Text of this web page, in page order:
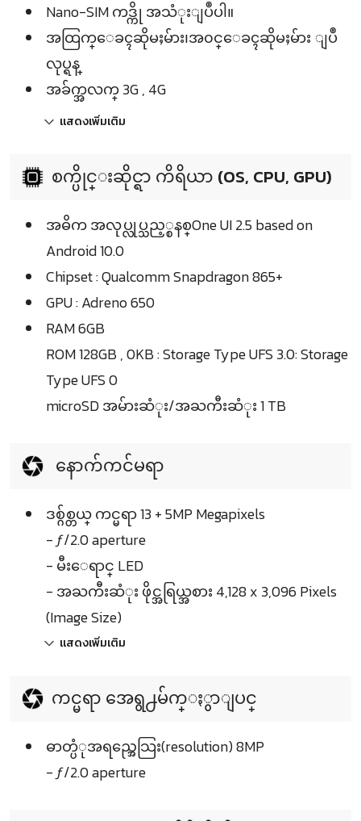
Nano-SIM ကဒ္ကို အသံုးျပဳပါ။
အထြက္ေခၚဆိုမႈမ်ား၊အ၀င္ေခၚဆိုမႈမ်ား ျပဳ
လုပ္ရန္
အခ်က္အလက္ 3G , 4G
แสดงเพิ่มเติม
စက္ပိုင္းဆိုင္ရာ ကိရိယာ (OS, CPU, GPU)
အဓိက အလုပ္လုပ္သည့္စနစ္One UI 2.5 based on
Android 10.0
Chipset : Qualcomm Snapdragon 865+
GPU : Adreno 650
RAM 6GB
ROM 128GB , 0KB : Storage Type UFS 3.0: Storage
Type UFS 0
microSD အမ်ားဆံုး/အႀကီးဆံုး 1 TB
နောက်ကင်မရာ
ဒစ္ဂ်စ္တယ္ ကင္မရာ 13 + 5MP Megapixels
- ƒ/2.0 aperture
- မီးေရာင္ LED
- အႀကီးဆံုး ဖိုင္အရြယ္အစား 4,128 x 3,096 Pixels
(Image Size)
แสดงเพิ่มเติม
ကင္မရာ အေရွ႕မ်က္ႏွာျပင္
ဓာတ္ပံုအရည္အေသြး(resolution) 8MP
- ƒ/2.0 aperture